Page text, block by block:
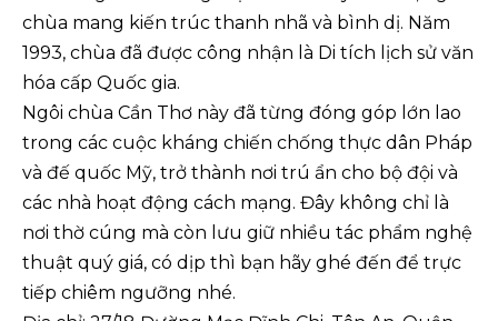
chùa mang kiến trúc thanh nhã và bình dị. Năm
1993, chùa đã được công nhận là Di tích lịch sử văn
hóa cấp Quốc gia.
Ngôi chùa Cần Thơ này đã từng đóng góp lớn lao
trong các cuộc kháng chiến chống thực dân Pháp
và đế quốc Mỹ, trở thành nơi trú ẩn cho bộ đội và
các nhà hoạt động cách mạng. Đây không chỉ là
nơi thờ cúng mà còn lưu giữ nhiều tác phẩm nghệ
thuật quý giá, có dịp thì bạn hãy ghé đến để trực
tiếp chiêm ngưỡng nhé.